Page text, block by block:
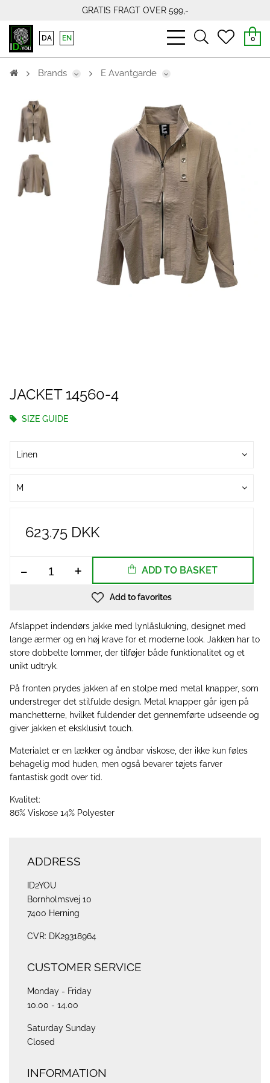
GRATIS FRAGT OVER 599,-
bars
light
searchheart
0
DA EN
Brands E Avantgarde
JACKET 14560-4
SIZE GUIDE
Linen
M
623.75 DKK
- + ADD TO BASKET
Add to favorites
Afslappet indendørs jakke med lynlåslukning, designet med
lange ærmer og en høj krave for et moderne look. Jakken har to
store dobbelte lommer, der tilføjer både funktionalitet og et
unikt udtryk.
På fronten prydes jakken af en stolpe med metal knapper, som
understreger det stilfulde design. Metal knapper går igen på
manchetterne, hvilket fuldender det gennemførte udseende og
giver jakken et eksklusivt touch.
Materialet er en lækker og åndbar viskose, der ikke kun føles
behagelig mod huden, men også bevarer tøjets farver
fantastisk godt over tid.
Kvalitet:
86% Viskose 14% Polyester
ADDRESS
ID2YOU
Bornholmsvej 10
7400 Herning
CVR: DK29318964
CUSTOMER SERVICE
Monday - Friday
10.00 - 14.00
Saturday Sunday
Closed
INFORMATION